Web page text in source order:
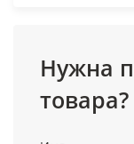
Нужна
товара?